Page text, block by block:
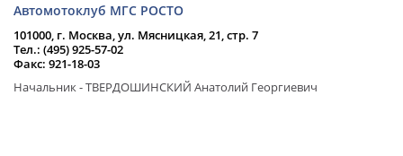
Автомотоклуб МГС РОСТО
101000, г. Москва, ул. Мясницкая, 21, стр. 7
Тел.: (495) 925-57-02
Факс: 921-18-03
Начальник - ТВЕРДОШИНСКИЙ Анатолий Георгиевич